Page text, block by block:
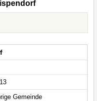
Gemeinde